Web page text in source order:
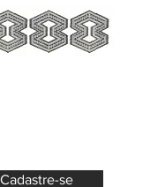
Cadastre-se